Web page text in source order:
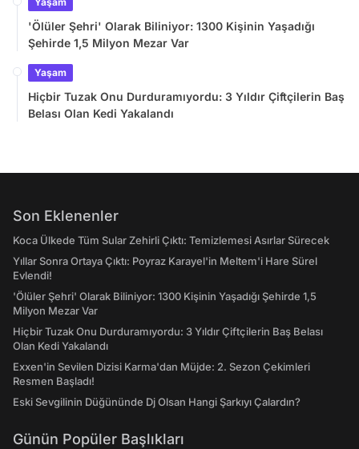
'Ölüler Şehri' Olarak Biliniyor: 1300 Kişinin Yaşadığı
Şehirde 1,5 Milyon Mezar Var
Yaşam
Hiçbir Tuzak Onu Durduramıyordu: 3 Yıldır Çiftçilerin Baş
Belası Olan Kedi Yakalandı
Son Eklenenler
Koca Ülkede Tüm Sular Zehirli Çıktı: Temizlemesi Asırlar Sürecek
Yıllar Sonra Ortaya Çıktı: Poyraz Karayel'in Meltem'i Hare Sürel
Evlendi!
'Ölüler Şehri' Olarak Biliniyor: 1300 Kişinin Yaşadığı Şehirde 1,5
Milyon Mezar Var
Hiçbir Tuzak Onu Durduramıyordu: 3 Yıldır Çiftçilerin Baş Belası
Olan Kedi Yakalandı
Exxen'in Sevilen Dizisi Karma'dan Müjde: 2. Sezon Çekimleri
Resmen Başladı!
Eski Sevgilinin Düğününde Dj Olsan Hangi Şarkıyı Çalardın?
Günün Popüler Başlıkları